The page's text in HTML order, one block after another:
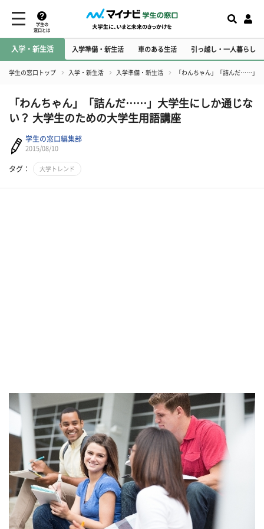
学生の
窓口とは
入学・新生活 入学準備・新生活 車のある生活 引っ越し・一人暮らし
学生の窓口トップ 入学・新生活 入学準備・新生活 「わんちゃん」「詰んだ……」
「わんちゃん」「詰んだ……」大学生にしか通じな
い？ 大学生のための大学生用語講座
学生の窓口編集部
2015/08/10
タグ： 大学トレンド